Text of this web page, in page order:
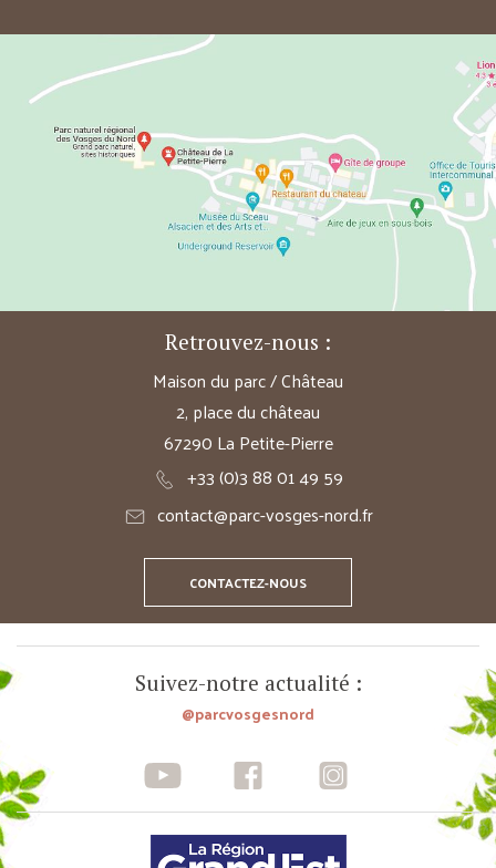
Retrouvez-nous :
Maison du parc / Château
2, place du château
67290 La Petite-Pierre
+33 (0)3 88 01 49 59
contact@parc-vosges-nord.fr
CONTACTEZ-NOUS
Suivez-notre actualité :
@parcvosgesnord